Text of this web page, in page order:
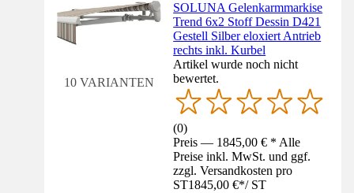
10 VARIANTEN
SOLUNA Gelenkarmmarkise
Trend 6x2 Stoff Dessin D421
Gestell Silber eloxiert Antrieb
rechts inkl. Kurbel
Artikel wurde noch nicht
bewertet.
(0)
Preis — 1845,00 € * Alle
Preise inkl. MwSt. und ggf.
zzgl. Versandkosten pro
ST1845,00 €*/ ST